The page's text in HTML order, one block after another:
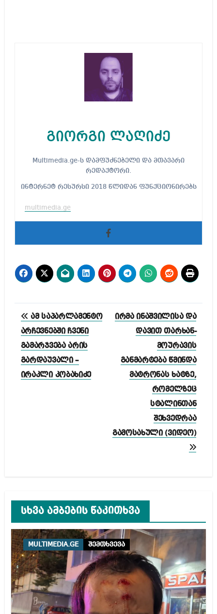
გიორგი ლაღიძე
Multimedia.ge-ს დამფუძნებელი და მთავარი
რედაქტორი.
ინტერნეტ რესურსი 2018 წლიდან ფუნქციონირებს
multimedia.ge
პოსტის
ნავიგაცია
ამ საპარლამენტო
არჩევნებში ჩვენი
გამარჯვება არის
გარდაუვალი –
ირაკლი კობახიძე
ირმა ინაშვილისა და
დავით თარხან-
მოურავის
განმარტება წმინდა
მატრონას ხატზე,
რომელზეც
სტალინთან
შეხვედრაა
გამოსახული (ვიდეო)
სხვა ამბების წაკითხვა
MULTIMEDIA.GE შემთხვევა